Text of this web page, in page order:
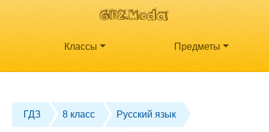
Классы Предметы
ГДЗ 8 класс Русский язык